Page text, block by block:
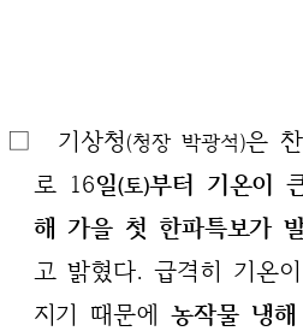
□ 기상청(청장 박광석)은
로 16일(토)부터 기온이
해 가을 첫 한파특보가
고 밝혔다. 급격히 기온
지기 때문에농작물 냉